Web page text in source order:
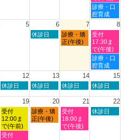
30th
8
月
1st
土
曜
日,
月
1st
2026
診療・口
腔育成
5 6 7 8
木
6th
休診日
金
曜
7th
診療・矯
正(午後)
土
曜
日,
8
月
8th
受付
17:30ま
で(午後)
土
曜
日,
月
診療・口
腔育成
12 13 14 15
水
8
月
12th
2026
休診日
木
8
月
13th
休診日
金
8
月
14th
2026
休診日
土
8
月
休診日
19 20 21 22
水
曜
日,
8
受付
12:00ま
で(午前)
木
曜
診療・矯
正(午後)
金
曜
日,
受付
18:00ま
で(午後)
土
休診日
水
受付